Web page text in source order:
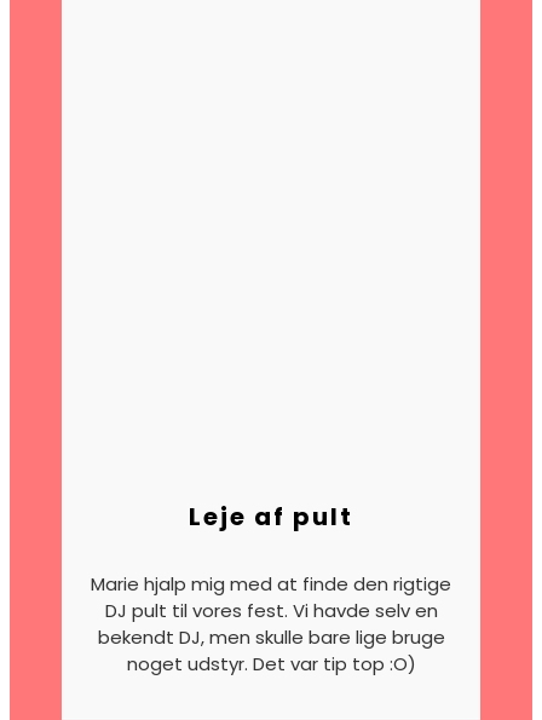
Leje af pult
Marie hjalp mig med at finde den rigtige
DJ pult til vores fest. Vi havde selv en
bekendt DJ, men skulle bare lige bruge
noget udstyr. Det var tip top :O)